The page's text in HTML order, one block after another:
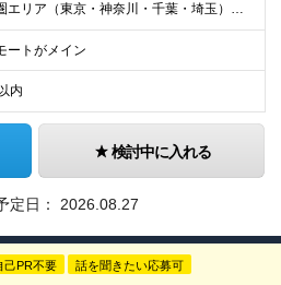
☆首都圏エリア（東京・神奈川・千葉・埼玉）・名古屋・大阪・福岡を中心とした全国各地のプロジェクト先に参画いただきます。 ※希望をヒアリングした上で決定します ☆全国各地からフルリモートOK 【本社】
ートがメイン
内
検討中に入れる
定日： 2026.08.27
己PR不要 話を聞きたい応募可